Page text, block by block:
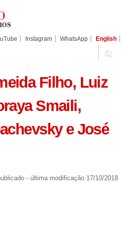
Instagram WhatsApp English
Filho, Luiz
Smaili,
e José
- última modificação17/10/2018